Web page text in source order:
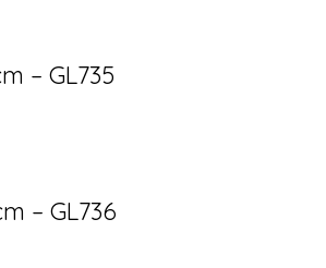
– GL735
– GL736